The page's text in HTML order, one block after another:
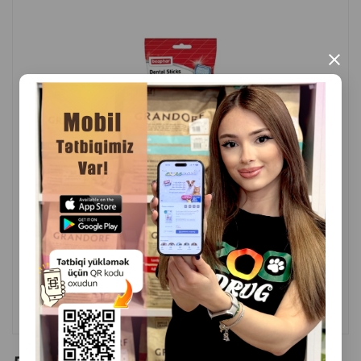
×
( Отзывы)
Масса Цена
Купить
9.50
КУПИТЬ